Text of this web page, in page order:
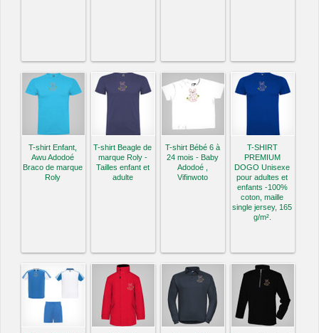
T-shirt Enfant,
Awu Adodoé
Braco de marque
Roly
T-shirt Beagle de
marque Roly -
Tailles enfant et
adulte
T-shirt Bébé 6 à
24 mois - Baby
Adodoé ,
Vifinwoto
T-SHIRT
PREMIUM
DOGO Unisexe
pour adultes et
enfants -100%
coton, maille
single jersey, 165
g/m².